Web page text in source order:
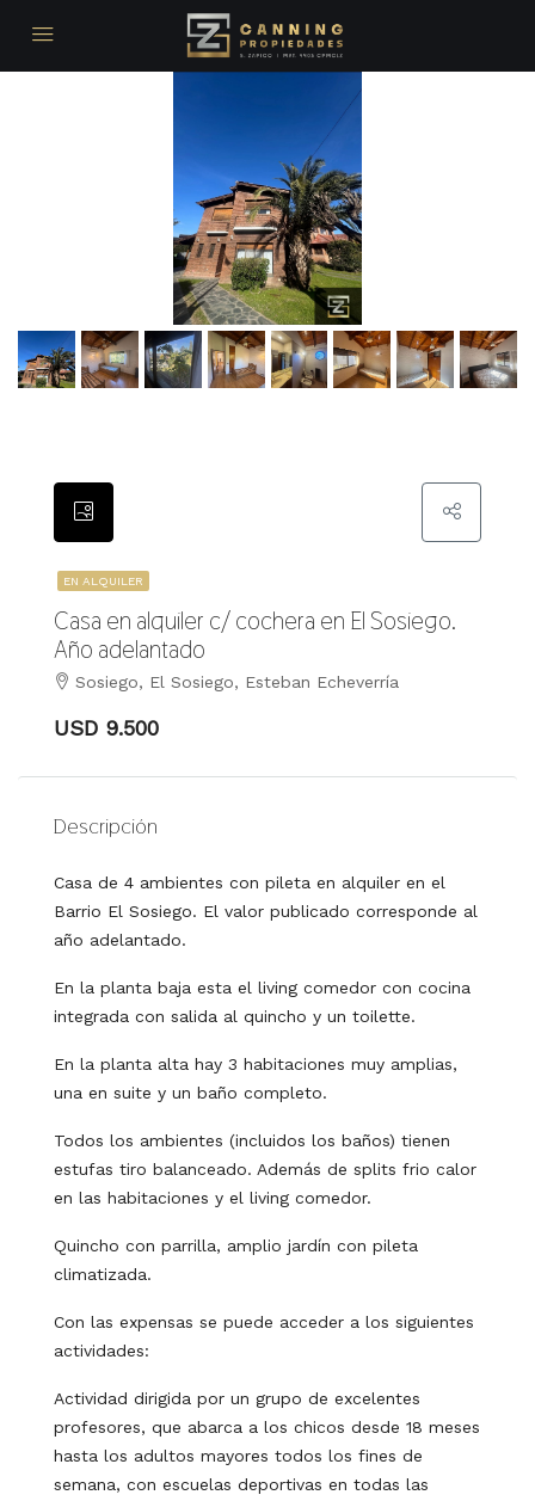
EN ALQUILER
Casa en alquiler c/ cochera en El Sosiego.
Año adelantado
Sosiego, El Sosiego, Esteban Echeverría
USD 9.500
Descripción
Casa de 4 ambientes con pileta en alquiler en el
Barrio El Sosiego. El valor publicado corresponde al
año adelantado.
En la planta baja esta el living comedor con cocina
integrada con salida al quincho y un toilette.
En la planta alta hay 3 habitaciones muy amplias,
una en suite y un baño completo.
Todos los ambientes (incluidos los baños) tienen
estufas tiro balanceado. Además de splits frio calor
en las habitaciones y el living comedor.
Quincho con parrilla, amplio jardín con pileta
climatizada.
Con las expensas se puede acceder a los siguientes
actividades:
Actividad dirigida por un grupo de excelentes
profesores, que abarca a los chicos desde 18 meses
hasta los adultos mayores todos los fines de
semana, con escuelas deportivas en todas las